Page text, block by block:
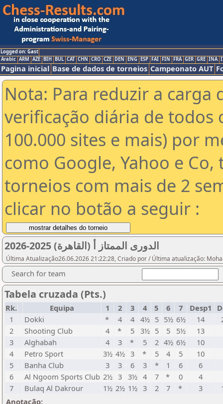
Logged on: Gast
Arabic ARM AZE BIH BUL CAT CHN CRO CZE DEN ENG ESP FAI FIN FRA GER GRE INA
Pagina inicial Base de dados de torneios Campeonato AUT
Nota: Para reduzir a carga
verificação diária de todos
100.000 sites e mais) por
como Google, Yahoo e
torneios com mais de 2
clicar no botão a seguir :
الدورى الممتاز أ (القاهرة) 2025-2026
Última Atualização26.06.2026 21:22:28, Criado por / Última atualização:
Search for team
Tabela cruzada (Pts.)
Rk. Equipa 1 2 3 4 5 6 7 Desp1
1
Dokki * 4 4 4½ 5 5½ 6½ 14
2
Shooting Club 4 * 5 3½ 5 5 5½
13
3
Alghabah 4 3 * 5 2 4½ 6½
10
4
Petro Sport 3½ 4½ 3 * 5 4 5
10
5
Banha Club 3 3 6 3 * 1 6
6
6
Al Ngoom Sports Club 2½ 3 3½ 4 7 * 0
4
7
Bulaq Al Dakrour 1½ 2½ 1½ 3 2 7 * 3
Anotação: